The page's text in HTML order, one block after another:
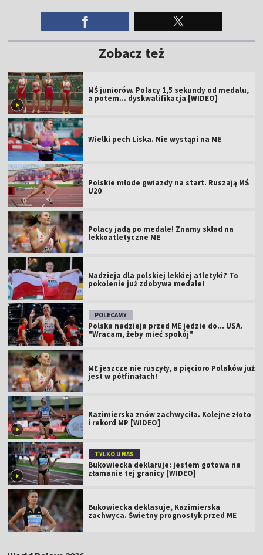
Zobacz też
MŚ juniorów. Polacy 1,5 sekundy od medalu,
a potem... dyskwalifikacja [WIDEO]
Wielki pech Liska. Nie wystąpi na ME
Polskie młode gwiazdy na start. Ruszają MŚ
U20
Polacy jadą po medale! Znamy skład na
lekkoatletyczne ME
Nadzieja dla polskiej lekkiej atletyki? To
pokolenie już zdobywa medale!
POLECAMY
Polska nadzieja przed ME jedzie do... USA.
"Wracam, żeby mieć spokój"
ME jeszcze nie ruszyły, a pięcioro Polaków już
jest w półfinałach!
Kazimierska znów zachwyciła. Kolejne złoto
i rekord MP [WIDEO]
TYLKO U NAS
Bukowiecka deklaruje: jestem gotowa na
złamanie tej granicy [WIDEO]
Bukowiecka deklasuje, Kazimierska
zachwyca. Świetny prognostyk przed ME